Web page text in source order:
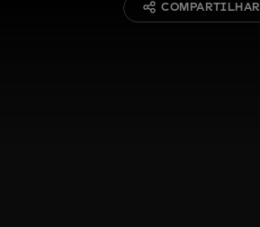
COMPARTILHAR